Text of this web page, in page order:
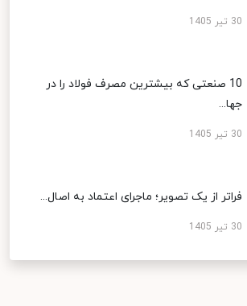
30 تیر 1405
10 صنعتی که بیشترین مصرف فولاد را در
جها...
30 تیر 1405
فراتر از یک تصویر؛ ماجرای اعتماد به اصال...
30 تیر 1405